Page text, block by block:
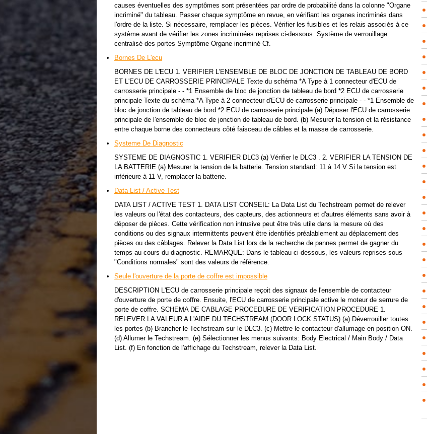
causes éventuelles des symptômes sont présentées par ordre de probabilité dans la colonne "Organe
incriminé" du tableau. Passer chaque symptôme en revue, en vérifiant les organes incriminés dans
l'ordre de la liste. Si nécessaire, remplacer les pièces. Vérifier les fusibles et les relais associés à ce
système avant de vérifier les zones incriminées reprises ci-dessous. Système de verrouillage
centralisé des portes Symptôme Organe incriminé Cf.
Bornes De L'ecu
BORNES DE L'ECU 1. VERIFIER L'ENSEMBLE DE BLOC DE JONCTION DE TABLEAU DE BORD
ET L'ECU DE CARROSSERIE PRINCIPALE Texte du schéma *A Type à 1 connecteur d'ECU de
carrosserie principale - - *1 Ensemble de bloc de jonction de tableau de bord *2 ECU de carrosserie
principale Texte du schéma *A Type à 2 connecteur d'ECU de carrosserie principale - - *1 Ensemble de
bloc de jonction de tableau de bord *2 ECU de carrosserie principale (a) Déposer l'ECU de carrosserie
principale de l'ensemble de bloc de jonction de tableau de bord. (b) Mesurer la tension et la résistance
entre chaque borne des connecteurs côté faisceau de câbles et la masse de carrosserie.
Systeme De Diagnostic
SYSTEME DE DIAGNOSTIC 1. VERIFIER DLC3 (a) Vérifier le DLC3 . 2. VERIFIER LA TENSION DE
LA BATTERIE (a) Mesurer la tension de la batterie. Tension standard: 11 à 14 V Si la tension est
inférieure à 11 V, remplacer la batterie.
Data List / Active Test
DATA LIST / ACTIVE TEST 1. DATA LIST CONSEIL: La Data List du Techstream permet de relever
les valeurs ou l'état des contacteurs, des capteurs, des actionneurs et d'autres éléments sans avoir à
déposer de pièces. Cette vérification non intrusive peut être très utile dans la mesure où des
conditions ou des signaux intermittents peuvent être identifiés préalablement au déplacement des
pièces ou des câblages. Relever la Data List lors de la recherche de pannes permet de gagner du
temps au cours du diagnostic. REMARQUE: Dans le tableau ci-dessous, les valeurs reprises sous
"Conditions normales" sont des valeurs de référence.
Seule l'ouverture de la porte de coffre est impossible
DESCRIPTION L'ECU de carrosserie principale reçoit des signaux de l'ensemble de contacteur
d'ouverture de porte de coffre. Ensuite, l'ECU de carrosserie principale active le moteur de serrure de
porte de coffre. SCHEMA DE CABLAGE PROCEDURE DE VERIFICATION PROCEDURE 1.
RELEVER LA VALEUR A L'AIDE DU TECHSTREAM (DOOR LOCK STATUS) (a) Déverrouiller toutes
les portes (b) Brancher le Techstream sur le DLC3. (c) Mettre le contacteur d'allumage en position ON.
(d) Allumer le Techstream. (e) Sélectionner les menus suivants: Body Electrical / Main Body / Data
List. (f) En fonction de l'affichage du Techstream, relever la Data List.